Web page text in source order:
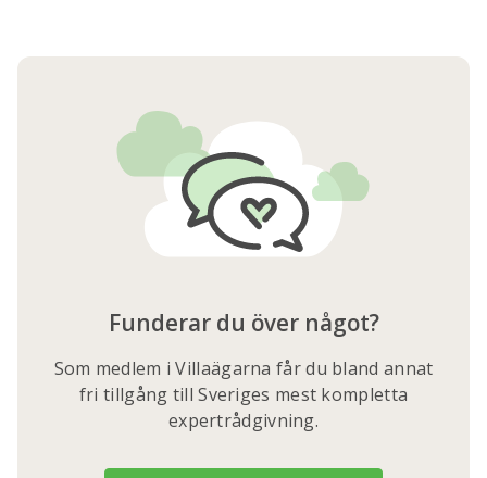
Funderar du över något?
Som medlem i Villaägarna får du bland annat
fri tillgång till Sveriges mest kompletta
expertrådgivning.